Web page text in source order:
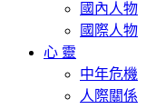
國內人物
國際人物
心 靈
中年危機
人際關係